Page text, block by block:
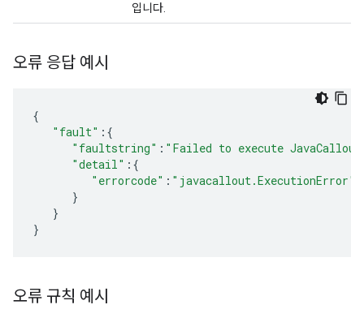
입니다.
오류 응답 예시
{
"fault" :{
"faultstring" : "Failed to execute
"detail" :{
"errorcode" : "javacallout.ExecutionError"
}
}
}
오류 규칙 예시